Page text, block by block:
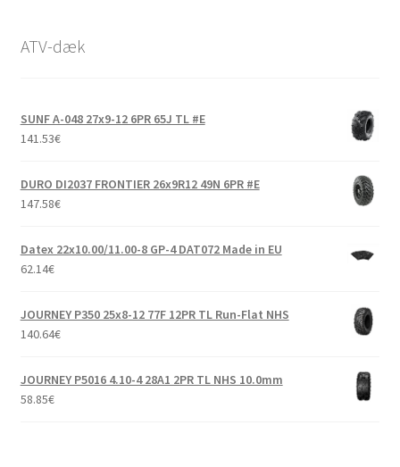
ATV-dæk
SUNF A-048 27x9-12 6PR 65J TL #E
141.53€
DURO DI2037 FRONTIER 26x9R12 49N 6PR #E
147.58€
Datex 22x10.00/11.00-8 GP-4 DAT072 Made in EU
62.14€
JOURNEY P350 25x8-12 77F 12PR TL Run-Flat NHS
140.64€
JOURNEY P5016 4.10-4 28A1 2PR TL NHS 10.0mm
58.85€